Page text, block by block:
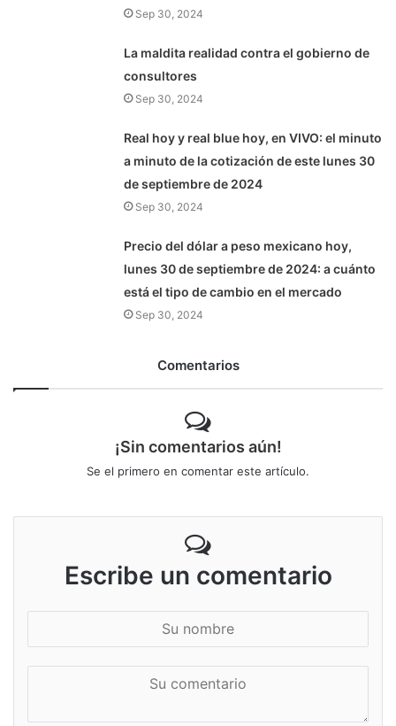
Sep 30, 2024
La maldita realidad contra el gobierno de
consultores
Sep 30, 2024
Real hoy y real blue hoy, en VIVO: el minuto
a minuto de la cotización de este lunes 30
de septiembre de 2024
Sep 30, 2024
Precio del dólar a peso mexicano hoy,
lunes 30 de septiembre de 2024: a cuánto
está el tipo de cambio en el mercado
Sep 30, 2024
Comentarios
¡Sin comentarios aún!
Se el primero en comentar este artículo.
Escribe un comentario